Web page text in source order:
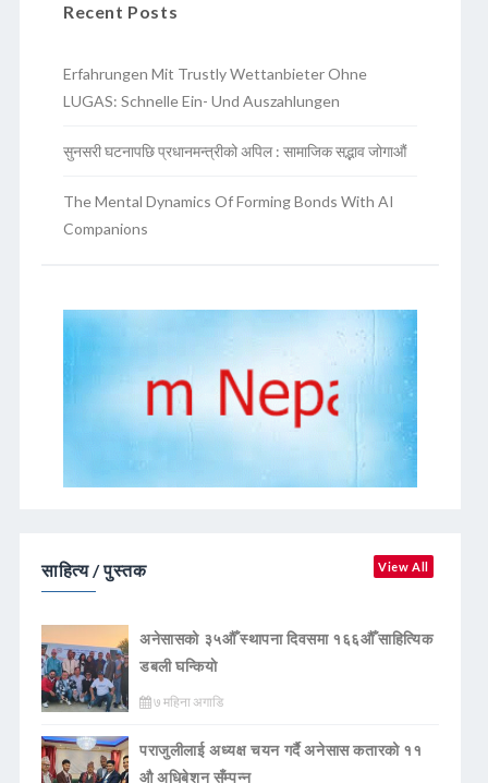
Recent Posts
Erfahrungen Mit Trustly Wettanbieter Ohne
LUGAS: Schnelle Ein- Und Auszahlungen
सुनसरी घटनापछि प्रधानमन्त्रीको अपिल : सामाजिक सद्भाव जोगाऔं
The Mental Dynamics Of Forming Bonds With AI
Companions
साहित्य / पुस्तक View All
अनेसासको ३५औँ स्थापना दिवसमा १६६औँ साहित्यिक
डबली घन्कियाे
७ महिना अगाडि
पराजुलीलाई अध्यक्ष चयन गर्दै अनेसास कतारको ११
औ अधिबेशन सँम्पन्न